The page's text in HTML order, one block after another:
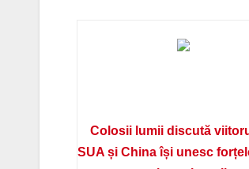
Colosii lumii discută
SUA și China își unesc